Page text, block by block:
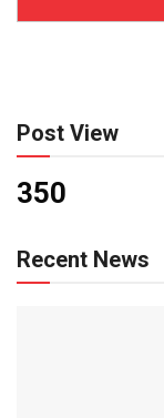
Post View
350
Recent News